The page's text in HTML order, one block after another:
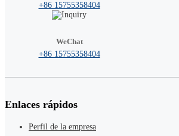
+86 15755358404
WeChat
+86 15755358404
Enlaces rápidos
Perfil de la empresa